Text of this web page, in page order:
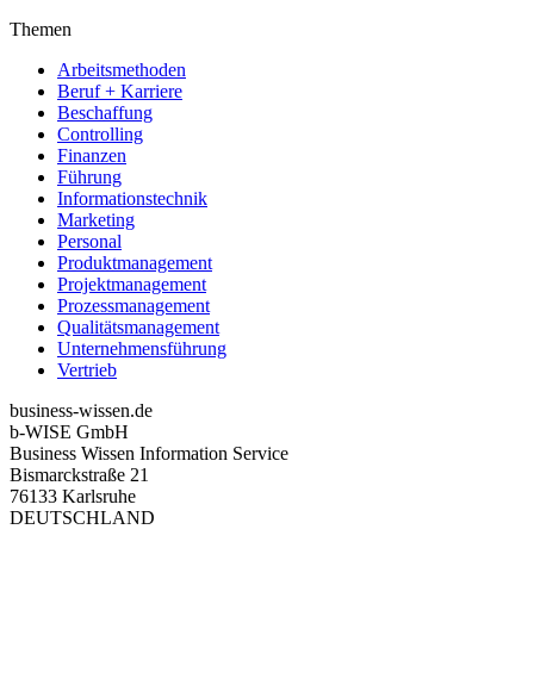
Themen
Arbeitsmethoden
Beruf + Karriere
Beschaffung
Controlling
Finanzen
Führung
Informationstechnik
Marketing
Personal
Produktmanagement
Projektmanagement
Prozessmanagement
Qualitätsmanagement
Unternehmensführung
Vertrieb
business-wissen.de
b-WISE GmbH
Business Wissen Information Service
Bismarckstraße 21
76133 Karlsruhe
DEUTSCHLAND